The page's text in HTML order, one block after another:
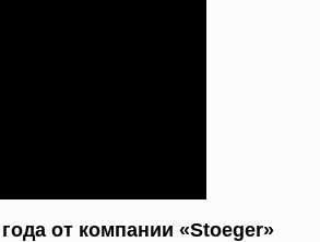
от компании «Stoeger»